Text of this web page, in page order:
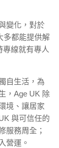
變化，對於
多都能提供解
專線就有專人
自生活，為
，Age UK 除
境、讓居家
與可信任的
服務周全；
營運。